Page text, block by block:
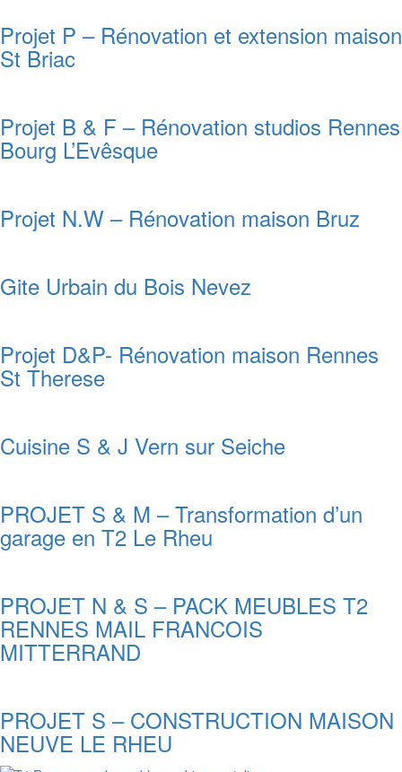
Projet P – Rénovation et extension maison
St Briac
Projet B & F – Rénovation studios Rennes
Bourg L’Evêsque
Projet N.W – Rénovation maison Bruz
Gite Urbain du Bois Nevez
Projet D&P- Rénovation maison Rennes
St Therese
Cuisine S & J Vern sur Seiche
PROJET S & M – Transformation d’un
garage en T2 Le Rheu
PROJET N & S – PACK MEUBLES T2
RENNES MAIL FRANCOIS
MITTERRAND
PROJET S – CONSTRUCTION MAISON
NEUVE LE RHEU